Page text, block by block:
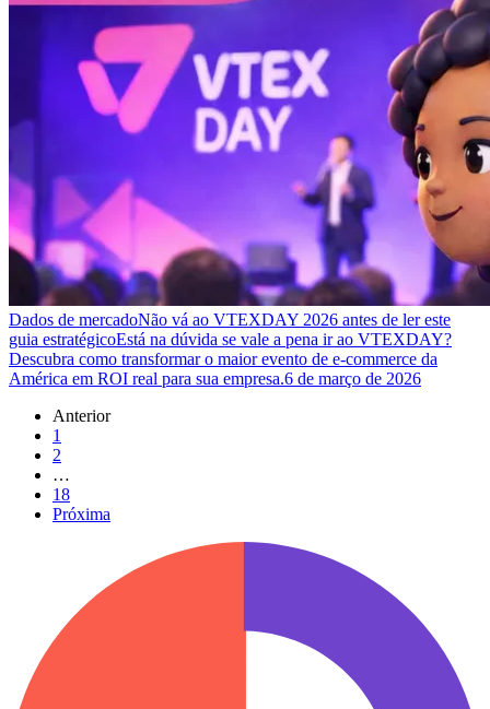
Dados de mercadoNão vá ao VTEXDAY 2026 antes de ler este
guia estratégicoEstá na dúvida se vale a pena ir ao VTEXDAY?
Descubra como transformar o maior evento de e-commerce da
América em ROI real para sua empresa.6 de março de 2026
Anterior
1
2
…
18
Próxima